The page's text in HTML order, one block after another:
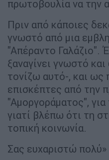
πρωτοβουλία να την
Πριν από κάποιες
γνωστό από μια
"Απέραντο Γαλάζιο".
ξαναγίνει γνωστό
τονίζω αυτό-, και ως
επισκέπτες από την
"Αμοργοράματος", για
γιατί βλέπω ότι τη
τοπική κοινωνία.
Σας ευχαριστώ πολύ»